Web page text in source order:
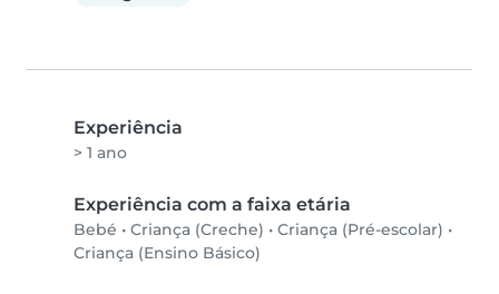
Experiência
> 1 ano
Experiência com a faixa etária
Bebé • Criança (Creche) • Criança (Pré-escolar) •
Criança (Ensino Básico)